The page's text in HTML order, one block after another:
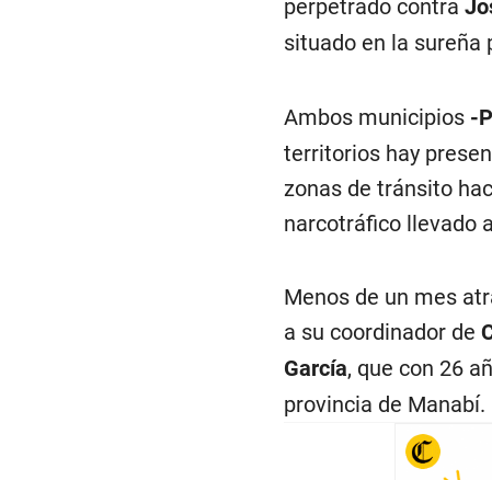
Ambos municipios-
zonas de tránsito
narcotráfico llevado
Menos de un mes
García, que con 26
provincia de Manabí.